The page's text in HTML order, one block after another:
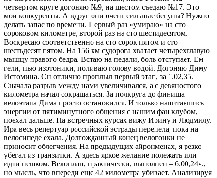
четвертом круге догоняю №9, на шестом съедаю №17. Это
мои конкуренты. А вдруг они очень сильные бегуны? Нужно
делать запас по времени. Первый раз «умираю» на сто
сороковом километре, второй раз на сто шестидесятом.
Воскресаю соответственно на сто сорок пятом и сто
шестьдесят пятом. На 156 км судорога хватает четырехглавую
мышцу правого бедра. Встаю на педали, боль отступает. Ем
гели, пью изотоники, поливаю голову водой. Догоняю Диму
Истомина. Он отлично проплыл первый этап, за 1.02,35.
Сначала разрыв между нами увеличивался, а с девяностого
километра начал сокращаться. За полкруга до финиша
велоэтапа Дима просто остановился. И только напитавшись
энергии от пятиминутного общения с нашим фан клубом,
поехал дальше. На встречных курсах вижу Ирину и Людмилу.
Ира весь репертуар российской эстрады перепела, пока на
велосипеде ехала. Долгожданный конец велогонки не
приносит облегчения. На предыдущих айронменах, я резко
убегал из транзитки. А здесь яркое желание полежать или
идти пешком. Велоплан, практически, выполнен – 6.00,24ч.,
но мысль, что впереди еще 42 километра убивает. Анализируя